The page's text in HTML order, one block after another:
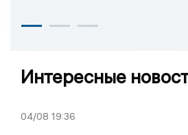
Интересные
04/08 19:36